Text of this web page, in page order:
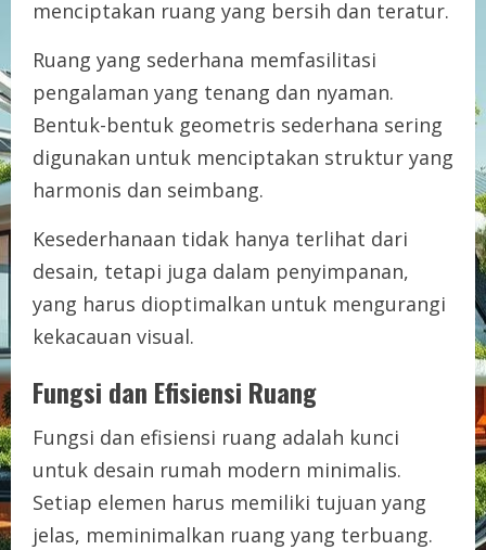
menciptakan ruang yang bersih dan teratur.
Ruang yang sederhana memfasilitasi
pengalaman yang tenang dan nyaman.
Bentuk-bentuk geometris sederhana sering
digunakan untuk menciptakan struktur yang
harmonis dan seimbang.
Kesederhanaan tidak hanya terlihat dari
desain, tetapi juga dalam penyimpanan,
yang harus dioptimalkan untuk mengurangi
kekacauan visual.
Fungsi dan Efisiensi Ruang
Fungsi dan efisiensi ruang adalah kunci
untuk desain rumah modern minimalis.
Setiap elemen harus memiliki tujuan yang
jelas, meminimalkan ruang yang terbuang.